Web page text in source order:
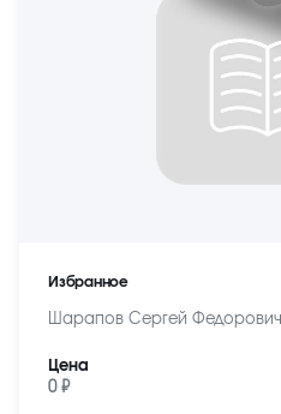
Избранное
Шарапов Сергей Федорович
Цена
0 ₽